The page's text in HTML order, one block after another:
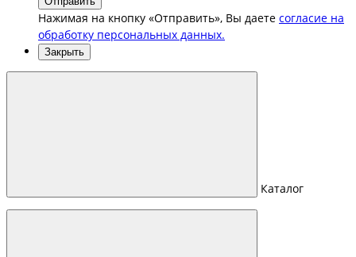
Нажимая на кнопку «Отправить», Вы даете согласие на
обработку персональных данных.
Закрыть
Каталог